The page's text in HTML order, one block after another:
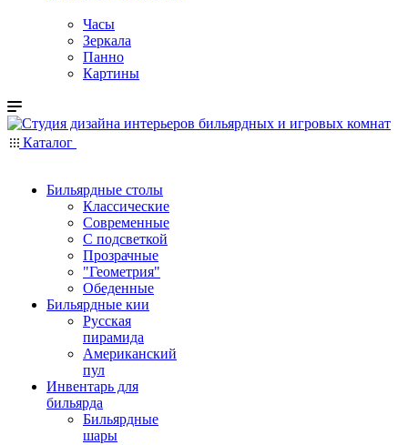
Часы
Зеркала
Панно
Картины
Каталог
Бильярдные столы
Классические
Современные
С подсветкой
Прозрачные
"Геометрия"
Обеденные
Бильярдные кии
Русская
пирамида
Американский
пул
Инвентарь для
бильярда
Бильярдные
шары